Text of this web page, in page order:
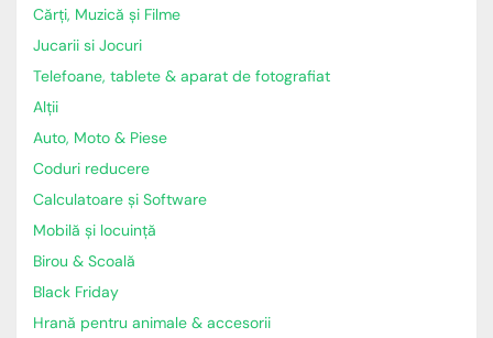
Cărți, Muzică și Filme
Jucarii si Jocuri
Telefoane, tablete & aparat de fotografiat
Alții
Auto, Moto & Piese
Coduri reducere
Calculatoare și Software
Mobilă și locuință
Birou & Scoală
Black Friday
Hrană pentru animale & accesorii